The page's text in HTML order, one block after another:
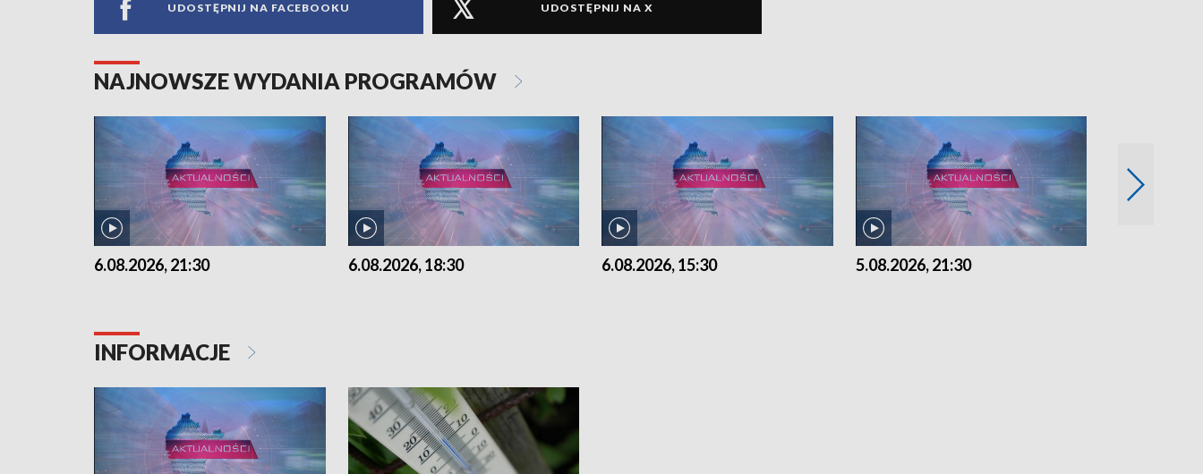
UDOSTĘPNIJ NA FACEBOOKU UDOSTĘPNIJ NA X
NAJNOWSZE WYDANIA PROGRAMÓW
6.08.2026, 21:30 6.08.2026, 18:30 6.08.2026, 15:30 5.08.2026, 21:30
INFORMACJE